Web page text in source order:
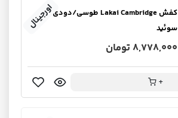
کفش Lakai Cambridge طوسی/دودی تیره
سوئید
8,778,000 تومان
+
اورجینال